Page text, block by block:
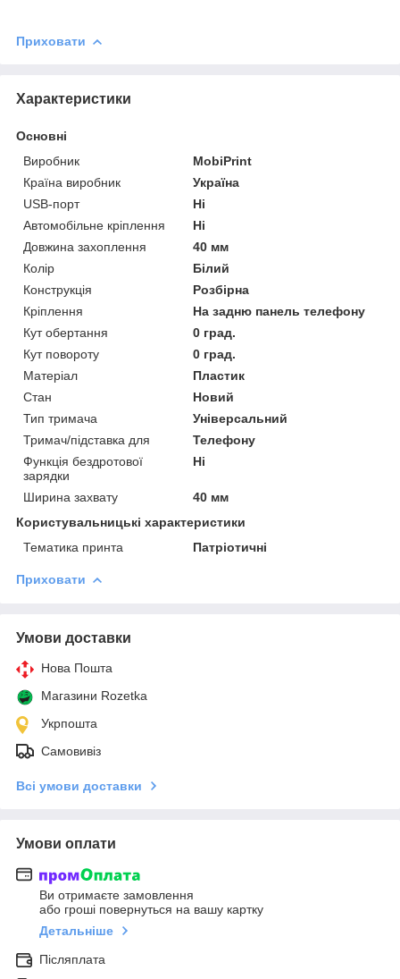
Приховати
Характеристики
Основні
Виробник
MobiPrint
Країна виробник
Україна
USB-порт
Ні
Автомобільне кріплення
Ні
Довжина захоплення
40 мм
Колір
Білий
Конструкція
Розбірна
Кріплення
На задню панель телефону
Кут обертання
0 град.
Кут повороту
0 град.
Матеріал
Пластик
Стан
Новий
Тип тримача
Універсальний
Тримач/підставка для
Телефону
Функція бездротової
зарядки
Ні
Ширина захвату
40 мм
Користувальницькі характеристики
Тематика принта
Патріотичні
Приховати
Умови доставки
Нова Пошта
Магазини Rozetka
Укрпошта
Самовивіз
Всі умови доставки
Умови оплати
Ви отримаєте замовлення
або гроші повернуться на вашу картку
Детальніше
Післяплата